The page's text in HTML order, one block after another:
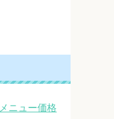
ニュー価格